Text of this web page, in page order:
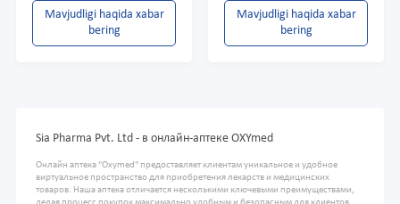
Mavjudligi haqida xabar
bering
Mavjudligi haqida xabar
bering
Sia Pharma Pvt. Ltd - в онлайн-аптеке OXYmed
Онлайн аптека "Oxymed" предоставляет клиентам уникальное и удобное
виртуальное пространство для приобретения лекарств и медицинских
товаров. Наша аптека отличается несколькими ключевыми преимуществами,